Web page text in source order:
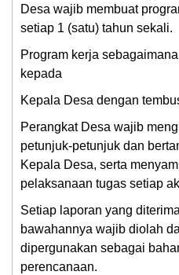
Desa wajib membuat
setiap 1 (satu) tahun sekali.
Program kerja
kepada
Kepala Desa dengan
Perangkat Desa wajib
petunjuk-petunjuk dan
Kepala Desa, serta
pelaksanaan tugas setiap
Setiap laporan yang
bawahannya wajib diolah
dipergunakan sebagai
perencanaan.